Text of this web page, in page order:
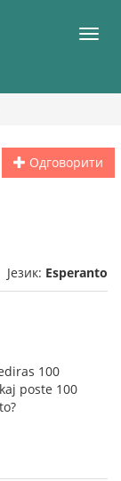
Одговорити
Језик: Esperanto
100
poste 100